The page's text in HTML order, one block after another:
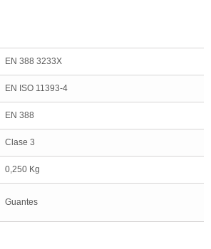
EN 388 3233X
EN ISO 11393-4
EN 388
Clase 3
0,250 Kg
Guantes